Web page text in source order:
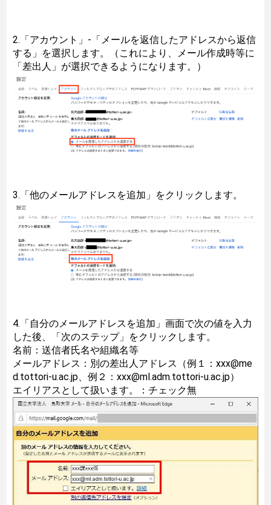
2.「アカウント」-「メールを返信したアドレスから返信
する」を選択します。（これにより、メール作成時等に
「差出人」が選択できるようになります。）
3.「他のメールアドレスを追加」をクリックします。
4.「自分のメールアドレスを追加」画面で次の値を入力
した後、「次のステップ」をクリックします。
名前：送信者氏名や組織名等
メールアドレス：別の差出人アドレス（例１：xxx@me
d.tottori-u.ac.jp、例２：xxx@ml.adm.tottori-u.ac.jp）
エイリアスとして扱います。：チェック無